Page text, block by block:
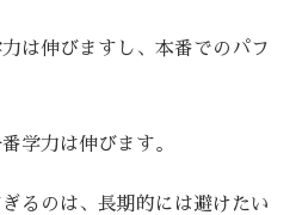
は伸びますし、本番でのパフ
学力は伸びます。
るのは、長期的には避けたい